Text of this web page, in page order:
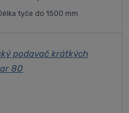
tyče do 1500 mm